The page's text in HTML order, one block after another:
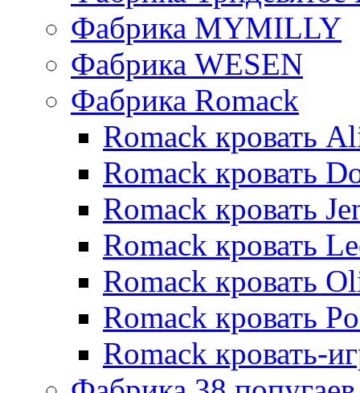
Фабрика MYMILLY
Фабрика WESEN
Фабрика Romack
Romack кровать
Romack кровать
Romack кровать
Romack кровать
Romack кровать
Romack кровать
Romack кровать-